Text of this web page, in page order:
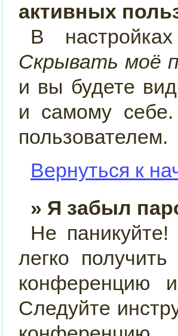
активных
В
Скрывать моё
и вы будете
и самому
пользователем.
Вернуться к
» Я забыл
Не
легко
конференцию
Следуйте